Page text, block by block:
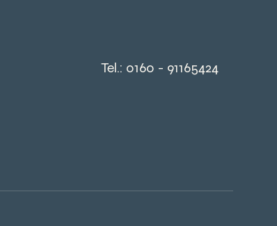
Tel.: 0160 - 91165424